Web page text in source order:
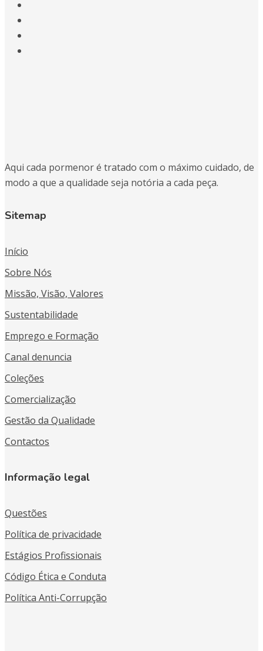
Aqui cada pormenor é tratado com o máximo cuidado, de
modo a que a qualidade seja notória a cada peça.
Sitemap
Início
Sobre Nós
Missão, Visão, Valores
Sustentabilidade
Emprego e Formação
Canal denuncia
Coleções
Comercialização
Gestão da Qualidade
Contactos
Informação legal
Questões
Política de privacidade
Estágios Profissionais
Código Ética e Conduta
Política Anti-Corrupção